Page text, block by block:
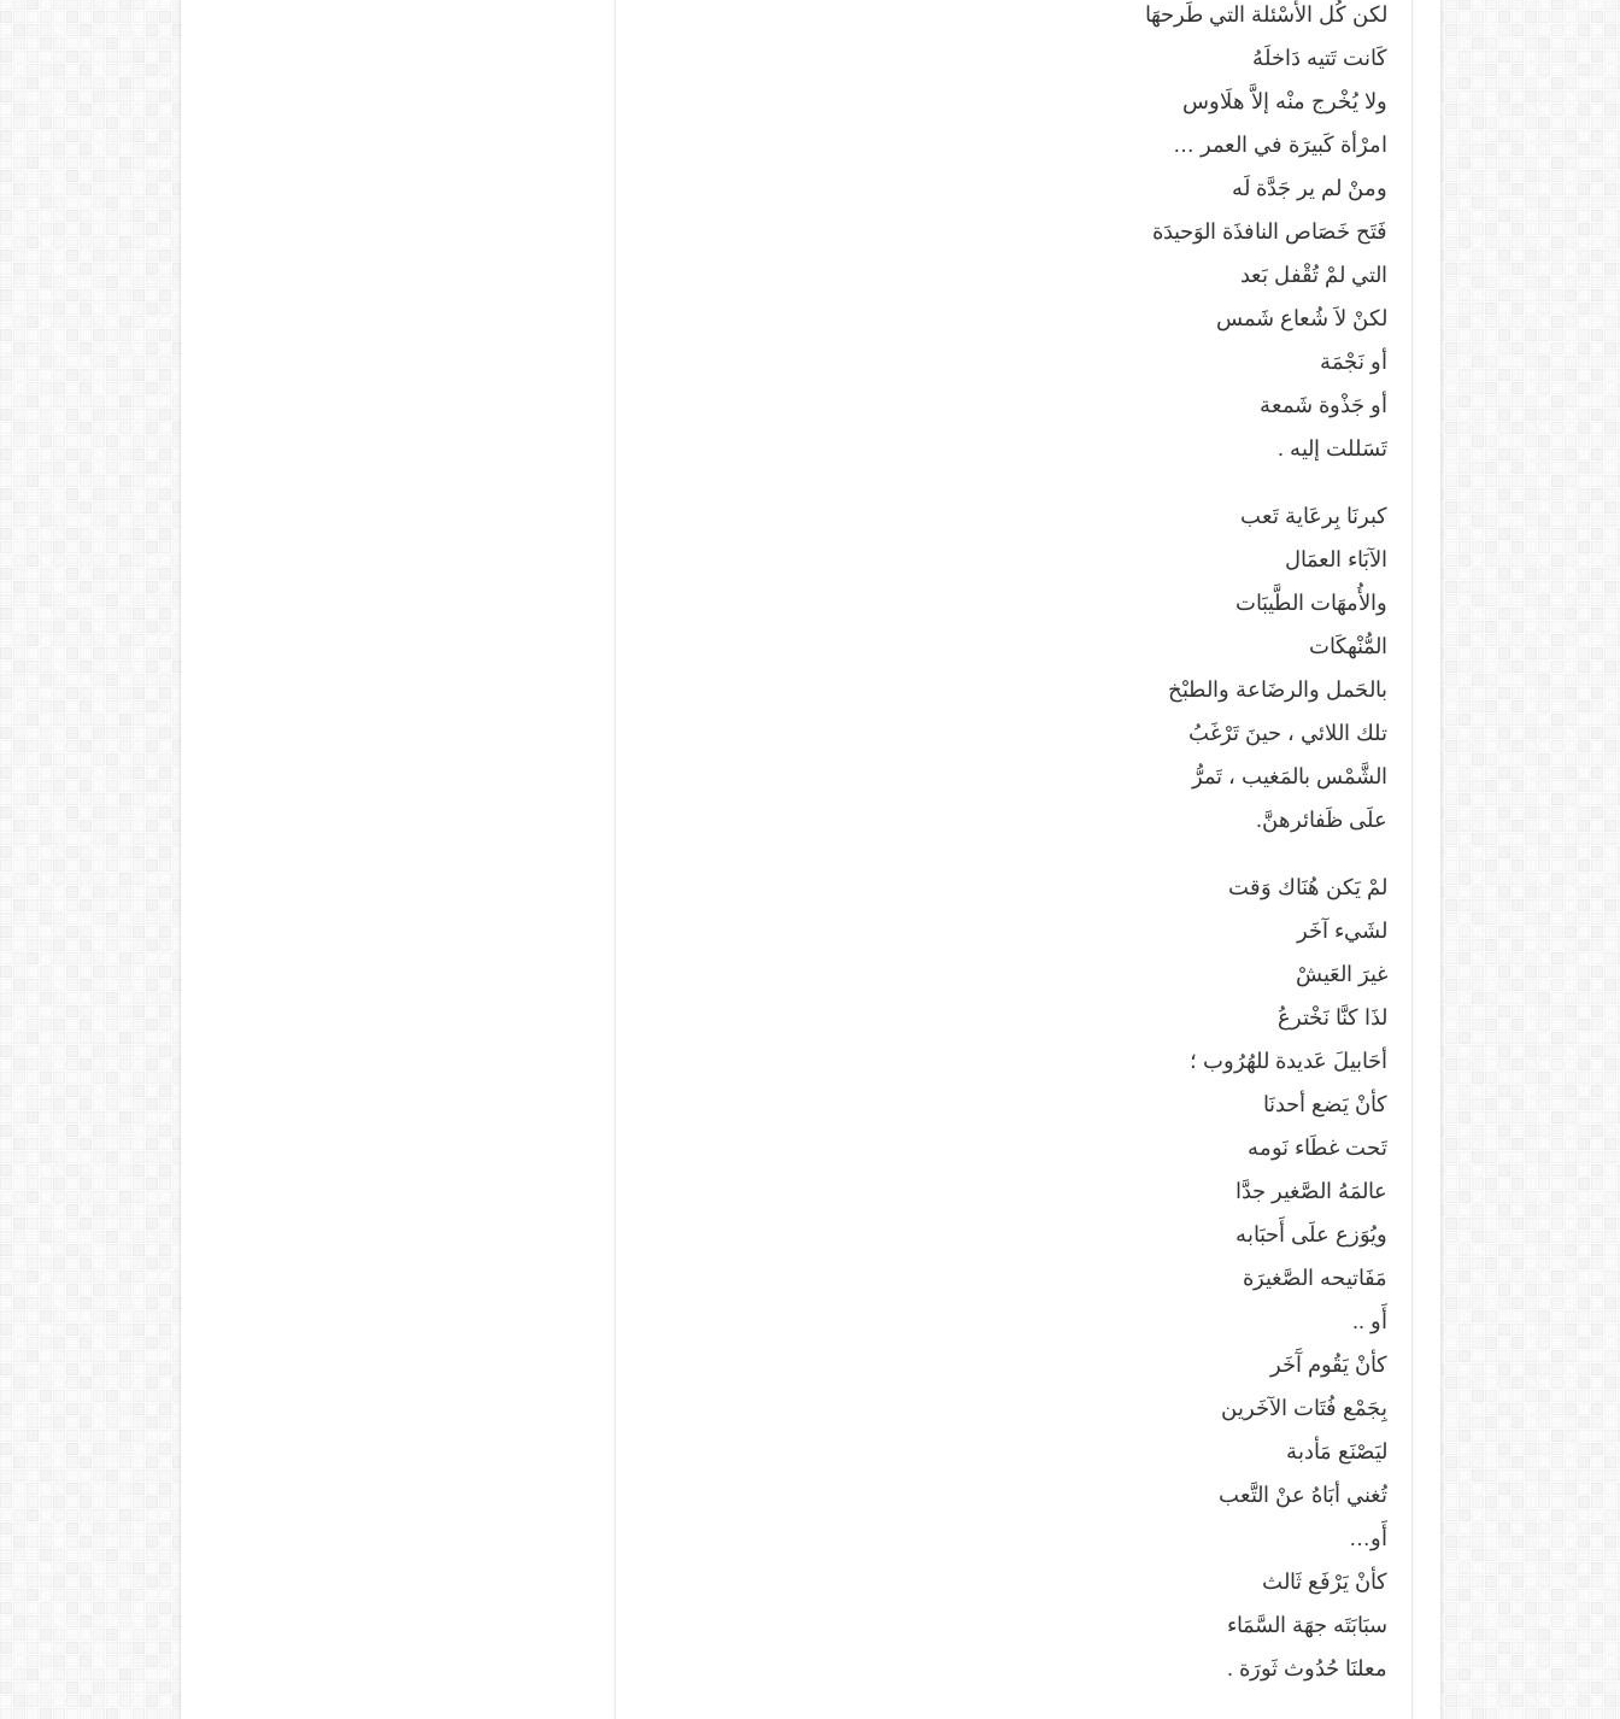
لكن كُل الأسْئلة التي طَرحهَا
كَانت تَتيه دَاخلَهُ
ولا يُخْرج منْه إلاَّ هلَاوس
امرْأة كَبيرَة في العمر …
ومنْ لم ير جَدَّة لَه
فَتَح خَصَاص النافذَة الوَحيدَة
التي لمْ تُقْفل بَعد
لكنْ لاَ شُعاع شَمس
أو نَجْمَة
أو جَذْوة شَمعة
تَسَللت إليه .
كبرنَا بِرعَاية تَعب
الآبَاء العمَال
والأُمهَات الطَّيبَات
المُّنْهكَات
بالحَمل والرضَاعة والطبْخ
تلك اللائي ، حينَ تَرْغَبُ
الشَّمْس بالمَغيب ، تَمرُّ
علَى ظَفائرهنَّ.
لمْ يَكن هُنَاك وَقت
لشَيء آخَر
غيرَ العَيشْ
لذَا كنَّا نَخْترعُ
أحَابيلَ عَديدة للهُرُوب ؛
كأنْ يَضع أحدنَا
تَحت غطَاء نَومه
عالمَهُ الصَّغير جدَّا
ويُوَزع علَى أَحبَابه
مَفَاتيحه الصَّغيرَة
أَو ..
كأنْ يَقُوم آَخَر
بِجَمْع فُتَات الآخَرين
ليَصْنَع مَأدبة
تُغني أبَاهُ عنْ التَّعب
أَو…
كأنْ يَرْفَع ثَالث
سبَابَتَه جهَة السَّمَاء
معلنَا حُدُوث ثَورَة .